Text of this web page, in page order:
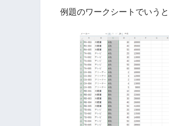
例題のワークシートでいうと